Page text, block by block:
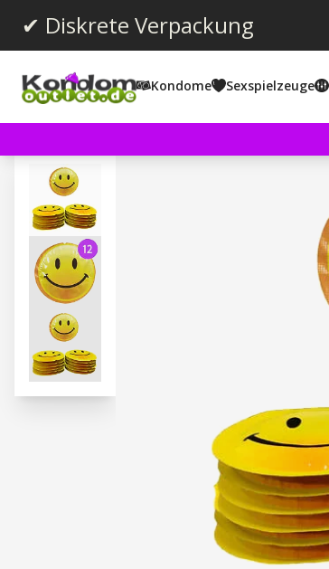
✔ Diskrete Verpackung
Kondome Sexspielzeuge